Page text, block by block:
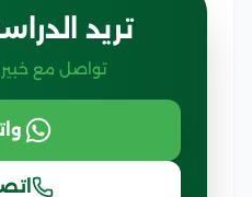
تريد
تواصل مع خبير